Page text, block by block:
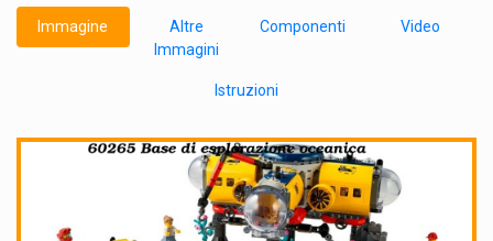
Immagine
Altre
Immagini
Componenti Video
Istruzioni